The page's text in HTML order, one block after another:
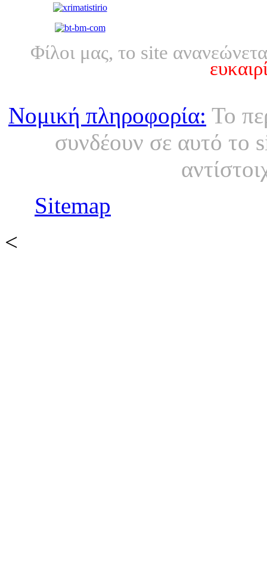
Φίλοι μας, το site
Νομική πληροφορία: Το
συνδέουν σε αυτό το
Sitemap
<